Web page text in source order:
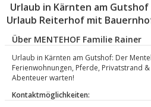
Urlaub in Kärnten am
Urlaub Reiterhof mit
Über MENTEHOF Familie Rainer
Urlaub in Kärnten am Gutshof: Der
Ferienwohnungen, Pferde, Privatstrand
Abenteuer warten!
Kontaktmöglichkeiten: